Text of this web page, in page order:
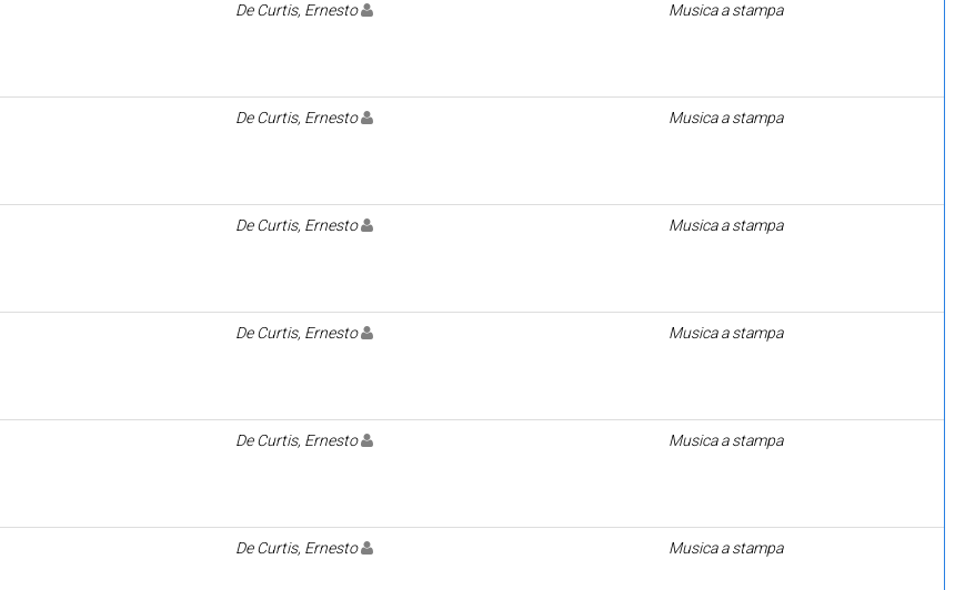
De Curtis, Ernesto Musica a stampa
De Curtis, Ernesto Musica a stampa
De Curtis, Ernesto Musica a stampa
De Curtis, Ernesto Musica a stampa
De Curtis, Ernesto Musica a stampa
De Curtis, Ernesto Musica a stampa